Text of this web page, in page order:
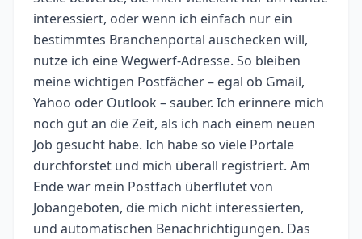
interessiert, oder wenn ich einfach nur ein
bestimmtes Branchenportal auschecken will,
nutze ich eine Wegwerf-Adresse. So bleiben
meine wichtigen Postfächer – egal ob Gmail,
Yahoo oder Outlook – sauber. Ich erinnere mich
noch gut an die Zeit, als ich nach einem neuen
Job gesucht habe. Ich habe so viele Portale
durchforstet und mich überall registriert. Am
Ende war mein Postfach überflutet von
Jobangeboten, die mich nicht interessierten,
und automatischen Benachrichtigungen. Das